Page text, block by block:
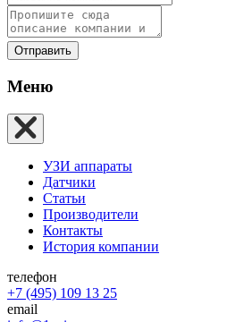
Отправить
Меню
УЗИ аппараты
Датчики
Статьи
Производители
Контакты
История компании
телефон
+7 (495) 109 13 25
email